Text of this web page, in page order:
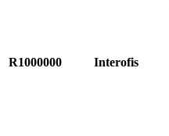
R1000000 Interofis